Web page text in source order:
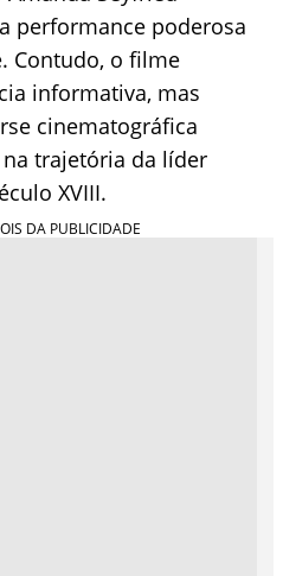
performance poderosa
Contudo, o filme
informativa, mas
cinematográfica
trajetória da líder
XVIII.